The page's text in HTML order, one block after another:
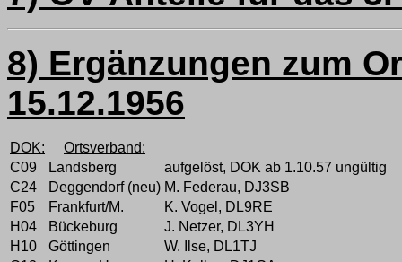
8) Ergänzungen zum
15.12.1956
DOK:
Ortsverband:
C09
Landsberg
aufgelöst, DOK ab 1.10.57 ungültig
C24
Deggendorf (neu) M. Federau, DJ3SB
F05
Frankfurt/M.
K. Vogel, DL9RE
H04
Bückeburg
J. Netzer, DL3YH
H10
Göttingen
W. Ilse, DL1TJ